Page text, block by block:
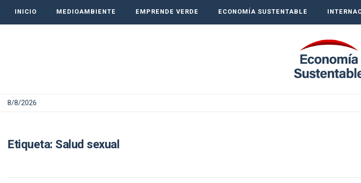
INICIO MEDIOAMBIENTE EMPRENDE VERDE ECONOMÍA SUSTENTABLE
8/8/2026
Etiqueta: Salud sexual